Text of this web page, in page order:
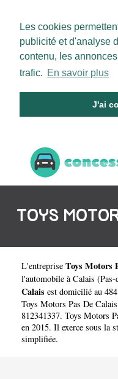
Les cookies
publicité et d'analyse
contenu, les
trafic. En savoir plus
J'ai
TOYS
L'entreprise Toys Motors
l'automobile à Calais (Pas-
Calais est domicilié au
Toys Motors Pas De
812341337. Toys Motors
en 2015. Il exerce sous la
simplifiée.